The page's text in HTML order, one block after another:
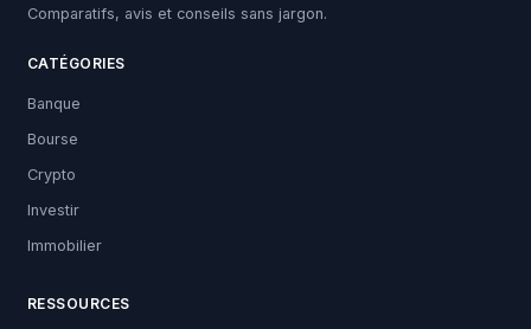
Comparatifs, avis et conseils sans jargon.
CATÉGORIES
Banque
Bourse
Crypto
Investir
Immobilier
RESSOURCES